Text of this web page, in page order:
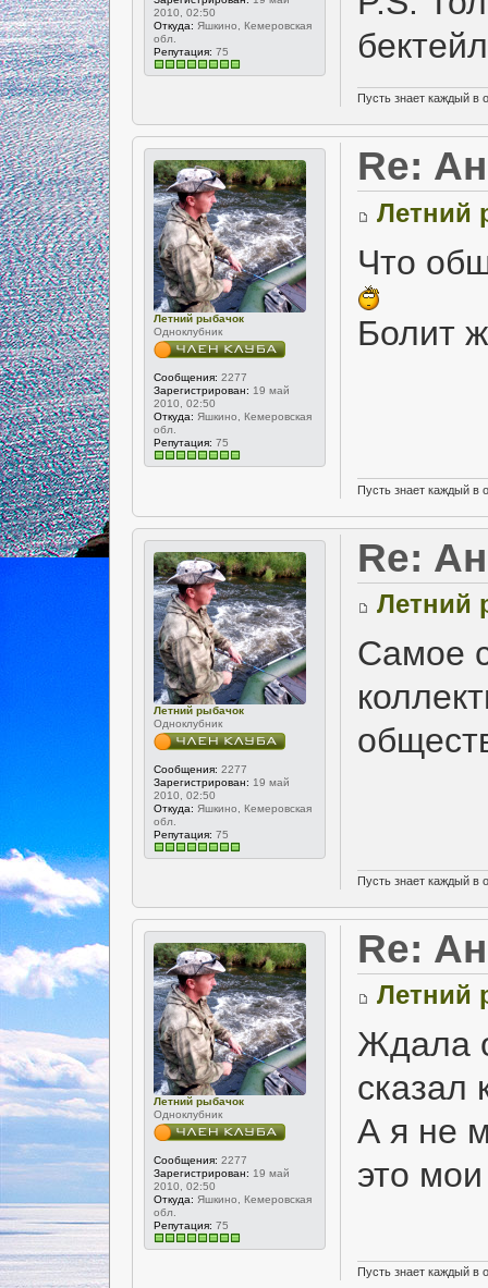
2010, 02:50
Откуда: Яшкино, Кемеровская
обл.
Репутация: 75
Пусть знает каждый в
Летний рыбачок
Одноклубник
Сообщения: 2277
Зарегистрирован: 19 май
2010, 02:50
Откуда: Яшкино, Кемеровская
обл.
Репутация: 75
Re:
Летний
Что
Болит
Пусть знает каждый в
Летний рыбачок
Одноклубник
Сообщения: 2277
Зарегистрирован: 19 май
2010, 02:50
Откуда: Яшкино, Кемеровская
обл.
Репутация: 75
Re:
Летний
Самое
Пусть знает каждый в
Летний рыбачок
Одноклубник
Сообщения: 2277
Зарегистрирован: 19 май
2010, 02:50
Откуда: Яшкино, Кемеровская
обл.
Репутация: 75
Re:
Летний
Ждала
сказал
А я не
это
Пусть знает каждый в